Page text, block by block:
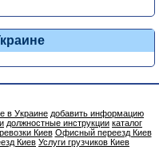
в Украине добавить информацию
должностные инструкции каталог
Киев Офисный переезд Киев
Киев Услуги грузчиков Киев